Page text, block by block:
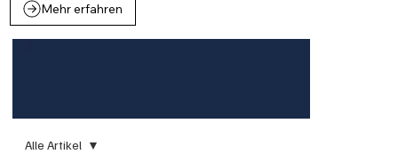
Mehr erfahren
Alle Artikel